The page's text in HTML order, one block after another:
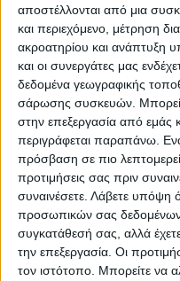
αποστέλλονται από μια
και περιεχόμενο, μέτρηση
ακροατηρίου και ανάπτυξη
και οι συνεργάτες μας
δεδομένα γεωγραφικής
σάρωσης συσκευών.
στην επεξεργασία από εμάς
περιγράφεται παραπάνω.
πρόσβαση σε πιο
προτιμήσεις σας πριν
συναινέσετε. Λάβετε υπόψη
προσωπικών σας δεδομένων
συγκατάθεσή σας, αλλά
την επεξεργασία. Οι
τον ιστότοπο. Μπορείτε να
ΠΑΡΟΜΟΙΑ ΑΡΘΡΑ
VIDEO ΤΗΣ ΘΕΣΣΑΛΙΑΣ